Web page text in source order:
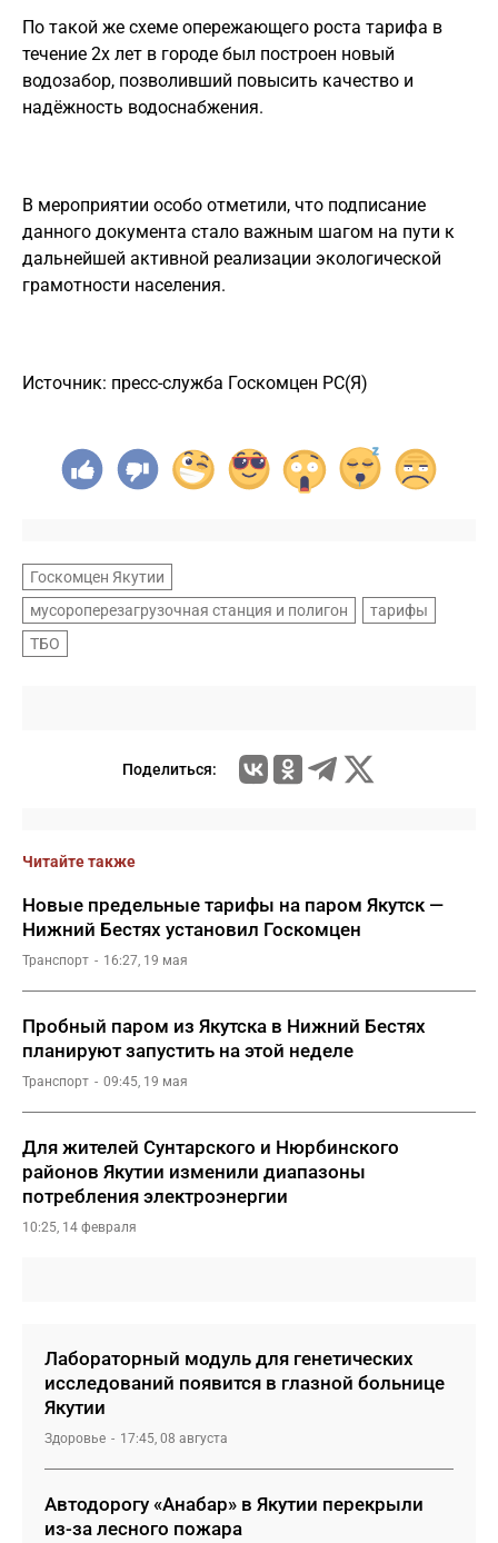
По такой же схеме опережающего роста тарифа в
течение 2х лет в городе был построен новый
водозабор, позволивший повысить качество и
надёжность водоснабжения.
В мероприятии особо отметили, что подписание
данного документа стало важным шагом на пути к
дальнейшей активной реализации экологической
грамотности населения.
Источник: пресс-служба Госкомцен РС(Я)
Госкомцен Якутии
мусороперезагрузочная станция и полигон
тарифы
ТБО
Поделиться:
Читайте также
Новые предельные тарифы на паром Якутск —
Нижний Бестях установил Госкомцен
Транспорт 16:27, 19 мая
Пробный паром из Якутска в Нижний Бестях
планируют запустить на этой неделе
Транспорт 09:45, 19 мая
Для жителей Сунтарского и Нюрбинского
районов Якутии изменили диапазоны
потребления электроэнергии
10:25, 14 февраля
Лабораторный модуль для генетических
исследований появится в глазной больнице
Якутии
Здоровье 17:45, 08 августа
Автодорогу «Анабар» в Якутии перекрыли
из-за лесного пожара